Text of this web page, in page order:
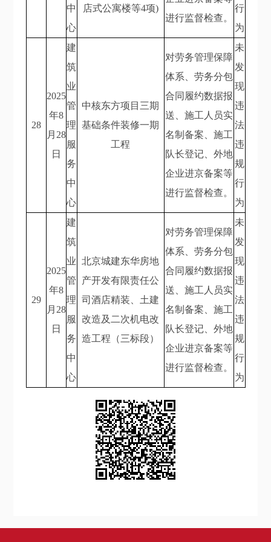
中
心
店式公寓楼等4项)
进行监督检查。
行
为
28
2025
年8
月28
日
建
筑
业
管
理
服
务
中
心
中核东方项目三期
基础条件装修一期
工程
对劳务管理保障
体系、劳务分包
合同履约数据报
送、施工人员实
名制备案、施工
队长登记、外地
企业进京备案等
进行监督检查。
未
发
现
违
法
违
规
行
为
29
2025
年8
月28
日
建
筑
业
管
理
服
务
中
心
北京城建东华房地
产开发有限责任公
司酒店精装、土建
改造及二次机电改
造工程（三标段）
对劳务管理保障
体系、劳务分包
合同履约数据报
送、施工人员实
名制备案、施工
队长登记、外地
企业进京备案等
进行监督检查。
未
发
现
违
法
违
规
行
为